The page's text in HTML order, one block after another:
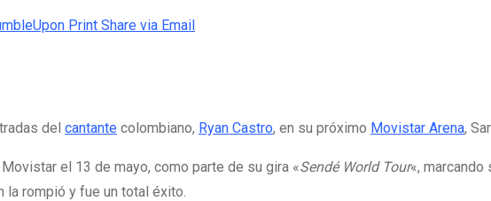
Print Share via Email
del cantante colombiano, Ryan Castro, en su próximo Movistar Arena,
el 13 de mayo, como parte de su gira «Sendé World Tour«,
la rompió y fue un total éxito.